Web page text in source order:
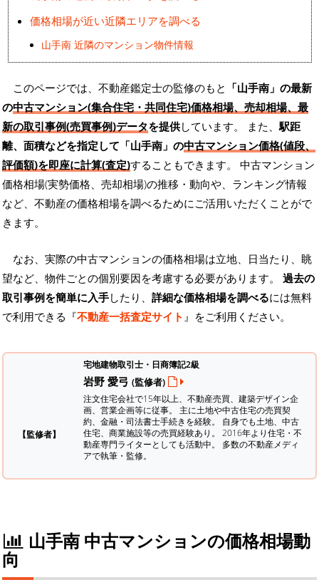
価格相場が近い近隣エリアを調べる
山手南 近隣のマンション物件情報
このページでは、不動産鑑定士の監修のもと 「山手南」の最新
の中古マンション(集合住宅・共同住宅)価格相場、売却相場、最
新の取引事例(売買事例)データを提供しています。 また、駅距
離、面積などを指定して「山手南」の中古マンション価格(値段、
評価額)を即座に計算(査定)することもできます。 中古マンション
価格相場(実勢価格、売却相場)の推移・動向や、ランキング情報
など、不動産の価格相場を調べるためにご活用いただくことがで
きます。
なお、実際の中古マンションの価格相場は立地、日当たり、眺
望など、物件ごとの個別要因を考慮する必要があります。 過去の
取引事例を簡単に入手したり、 詳細な価格相場を調べるには無料
で利用できる『不動産一括査定サイト 』をご利用ください。
【監修者】
宅地建物取引士・日商簿記2級
岩野 愛弓 (監修者)
注文住宅会社で15年以上、不動産売買、建築デザイン企
画、営業企画等に従事。 主に土地や中古住宅の売買契
約、金融・司法書士手続きを経験。 自身でも土地、中古
住宅、商業施設等の売買経験あり。 2016年より住宅・不
動産専門ライターとしても活動中。 多数の不動産メディ
アで執筆・監修。
山手南 中古マンションの価格相場動
向